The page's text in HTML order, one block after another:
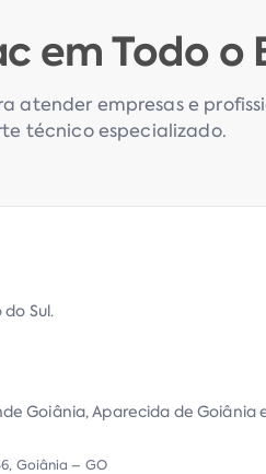
em Todo o
atender empresas e
técnico especializado.
Sul.
Goiânia, Aparecida de Goiânia
Goiânia – GO